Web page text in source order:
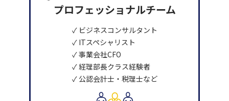
プロフェッショナルチーム
✓ ビジネスコンサルタント
✓ ITスペシャリスト
✓ 事業会社CFO
✓ 経理部長クラス経験者
✓ 公認会計士・税理士など